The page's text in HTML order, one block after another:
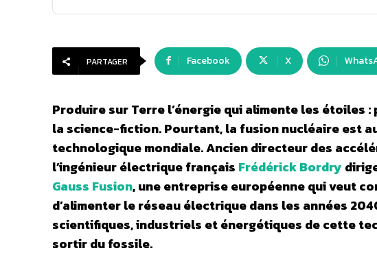
PARTAGER Facebook X
Produire sur Terre l’énergie qui alimente les étoiles
la science-fiction. Pourtant, la fusion nucléaire est
technologique mondiale. Ancien directeur des
l’ingénieur électrique français Frédérick Bordry
Gauss Fusion, une entreprise européenne qui veut
d’alimenter le réseau électrique dans les années
scientifiques, industriels et énergétiques de cette
sortir du fossile.